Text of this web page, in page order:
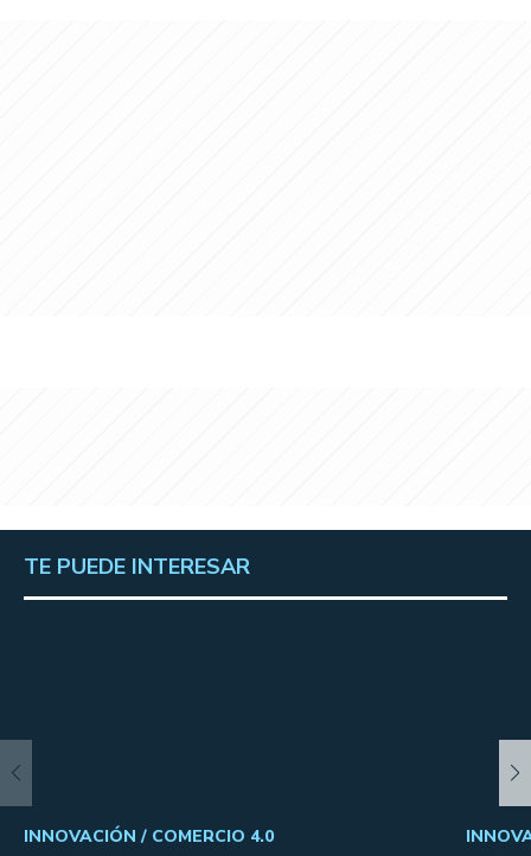
TE PUEDE INTERESAR
INNOVACIÓN / COMERCIO 4.0